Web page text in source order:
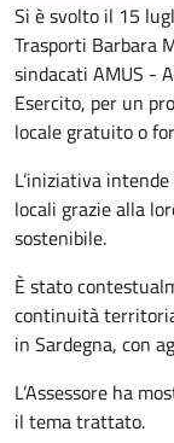
Si è svolto il 15
Trasporti Barbara
sindacati AMUS -
Esercito, per un
locale gratuito o
L’iniziativa
locali grazie alla
sostenibile.
È stato
continuità
in Sardegna, con
L’Assessore ha
il tema trattato.